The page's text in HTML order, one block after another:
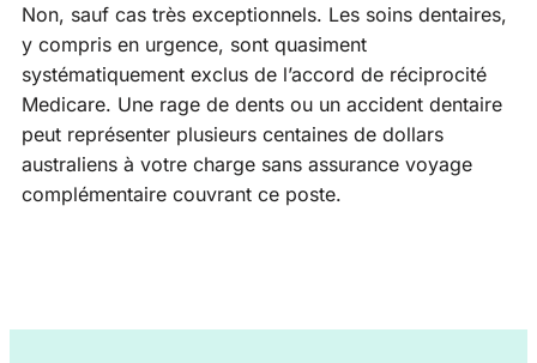
Non, sauf cas très exceptionnels. Les soins dentaires,
y compris en urgence, sont quasiment
systématiquement exclus de l’accord de réciprocité
Medicare. Une rage de dents ou un accident dentaire
peut représenter plusieurs centaines de dollars
australiens à votre charge sans assurance voyage
complémentaire couvrant ce poste.